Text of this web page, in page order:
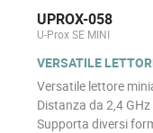
UPROX-058
U-Prox SE MINI
VERSATILE
Versatile lettore
Distanza da 2,4
Supporta diversi